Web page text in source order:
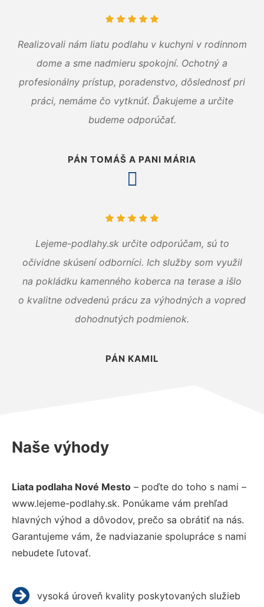
Realizovali nám liatu podlahu v kuchyni v rodinnom
dome a sme nadmieru spokojní. Ochotný a
profesionálny prístup, poradenstvo, dôslednosť pri
práci, nemáme čo vytknúť. Ďakujeme a určite
budeme odporúčať.
PÁN TOMÁŠ A PANI MÁRIA
Lejeme-podlahy.sk určite odporúčam, sú to
očividne skúsení odborníci. Ich služby som využil
na pokládku kamenného koberca na terase a išlo
o kvalitne odvedenú prácu za výhodných a vopred
dohodnutých podmienok.
PÁN KAMIL
Naše výhody
Liata podlaha Nové Mesto – poďte do toho s nami –
www.lejeme-podlahy.sk. Ponúkame vám prehľad
hlavných výhod a dôvodov, prečo sa obrátiť na nás.
Garantujeme vám, že nadviazanie spolupráce s nami
nebudete ľutovať.
vysoká úroveň kvality poskytovaných služieb